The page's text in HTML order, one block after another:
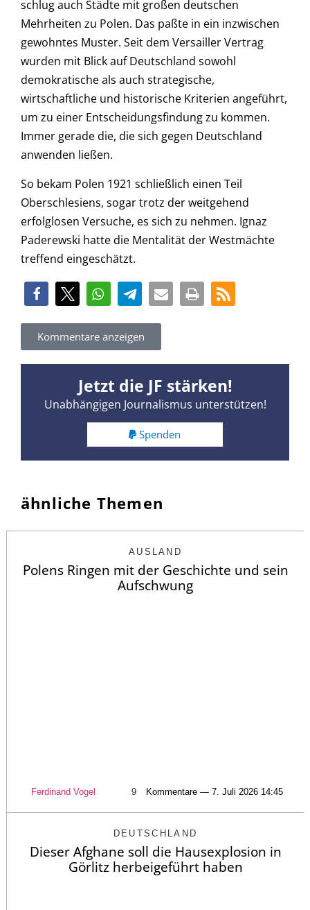
schlug auch Städte mit großen deutschen
Mehrheiten zu Polen. Das paßte in ein inzwischen
gewohntes Muster. Seit dem Versailler Vertrag
wurden mit Blick auf Deutschland sowohl
demokratische als auch strategische,
wirtschaftliche und historische Kriterien angeführt,
um zu einer Entscheidungsfindung zu kommen.
Immer gerade die, die sich gegen Deutschland
anwenden ließen.
So bekam Polen 1921 schließlich einen Teil
Oberschlesiens, sogar trotz der weitgehend
erfolglosen Versuche, es sich zu nehmen. Ignaz
Paderewski hatte die Mentalität der Westmächte
treffend eingeschätzt.
Kommentare anzeigen
Jetzt die JF stärken!
Unabhängigen Journalismus unterstützen!
Spenden
ähnliche Themen
AUSLAND
Polens Ringen mit der Geschichte und sein
Aufschwung
Ferdinand Vogel 9 Kommentare — 7. Juli 2026 14:45
DEUTSCHLAND
Dieser Afghane soll die Hausexplosion in
Görlitz herbeigeführt haben